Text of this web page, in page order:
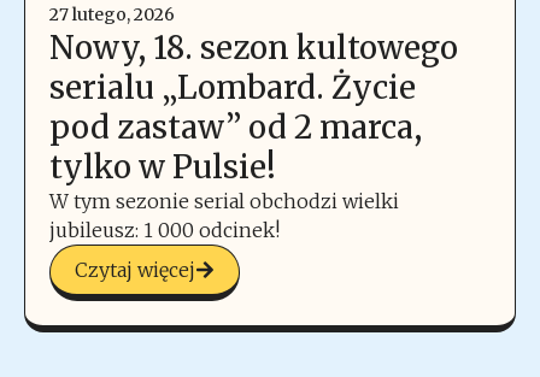
27 lutego, 2026
Nowy, 18. sezon kultowego
serialu „Lombard. Życie
pod zastaw” od 2 marca,
tylko w Pulsie!
W tym sezonie serial obchodzi wielki
jubileusz: 1 000 odcinek!
Czytaj więcej